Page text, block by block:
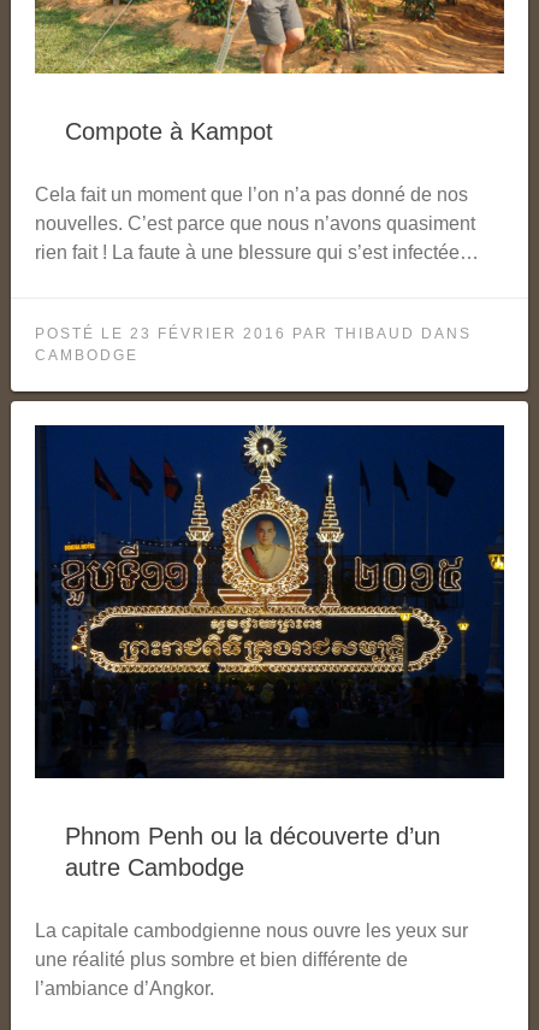
Compote à Kampot
Cela fait un moment que l’on n’a pas donné de nos
nouvelles. C’est parce que nous n’avons quasiment
rien fait ! La faute à une blessure qui s’est infectée…
POSTÉ LE 23 FÉVRIER 2016 PAR THIBAUD
DANS
CAMBODGE
Phnom Penh ou la découverte d’un
autre Cambodge
La capitale cambodgienne nous ouvre les yeux sur
une réalité plus sombre et bien différente de
l’ambiance d’Angkor.